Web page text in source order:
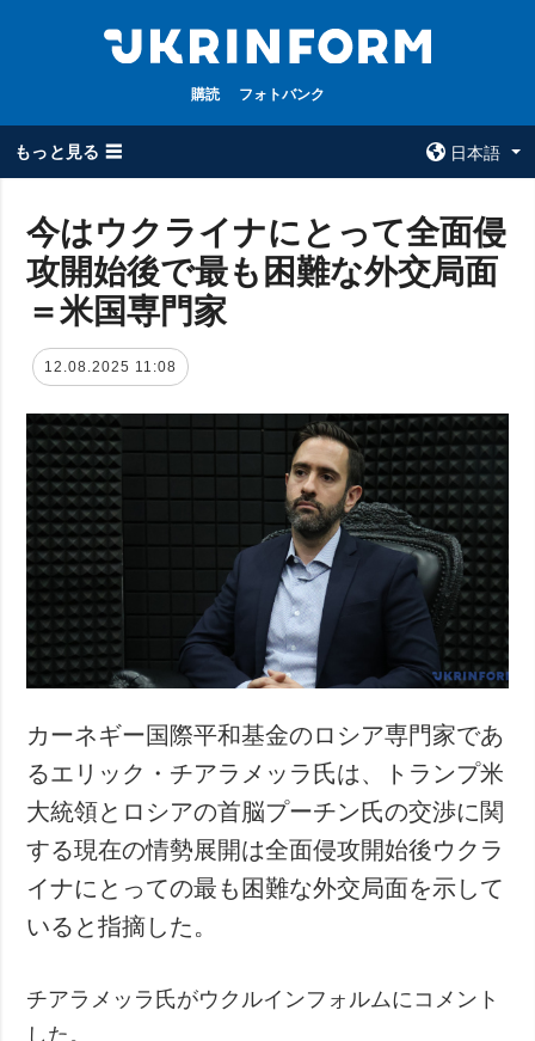
購読 フォトバンク
もっと見る ☰
日本語
全てのトピック
戦争
政治
経済・復興
防衛
社会・文化
スポーツ
犯罪
事故・緊急事態
ウクルインフォ
ルム
追加
特集
インタビュー
写真
動画
サービス
購読
フォトバンク
今はウクライナにとって全面侵
攻開始後で最も困難な外交局面
＝米国専門家
12.08.2025 11:08
カーネギー国際平和基金のロシア専門家であ
るエリック・チアラメッラ氏は、トランプ米
大統領とロシアの首脳プーチン氏の交渉に関
する現在の情勢展開は全面侵攻開始後ウクラ
イナにとっての最も困難な外交局面を示して
いると指摘した。
チアラメッラ氏がウクルインフォルムにコメント
した。